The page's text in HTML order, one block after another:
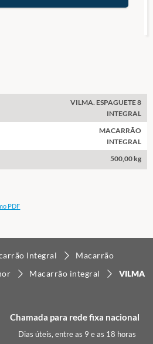
VILMA. ESPAGUETE 8
INTEGRAL
MACARRÃO
INTEGRAL
500,00 kg
PDF
Integral
Macarrão
Macarrão integral
VILMA
Chamada para rede fixa nacional
Dias úteis, entre as 9 e as 18 horas